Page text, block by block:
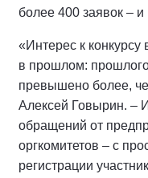
более 400 заявок –
«Интерес к конкурсу
в прошлом:
превышено более,
Алексей Говырин. –
обращений от
оргкомитетов – с
регистрации